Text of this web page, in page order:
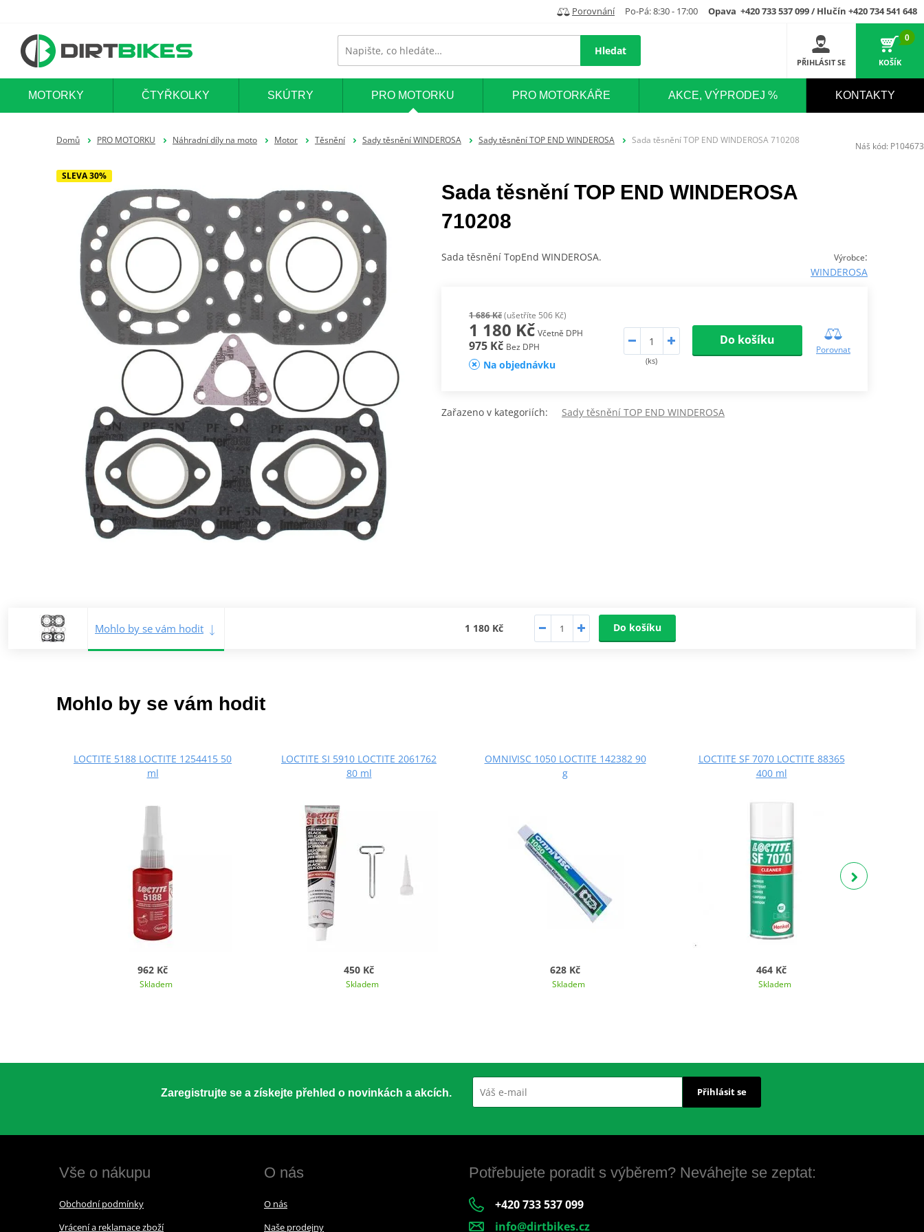
Porovnání Po-Pá: 8:30 - 17:00 Opava +420 733 537 099 / Hlučín +420 734 541 648
Hledat
PŘIHLÁSIT SE
0
KOŠÍK
MOTORKY ČTYŘKOLKY SKÚTRY PRO MOTORKU PRO MOTORKÁŘE AKCE, VÝPRODEJ % KONTAKTY
Domů PRO MOTORKU Náhradní díly na moto Motor Těsnění Sady těsnění WINDEROSA Sady těsnění TOP END WINDEROSA Sada těsnění TOP END WINDEROSA 710208
SLEVA 30%
Sada těsnění TOP END WINDEROSA
710208
Výrobce:
WINDEROSA
Sada těsnění TopEnd WINDEROSA.
1 686 Kč(ušetříte 506 Kč)
1 180 Kč Včetně DPH
975 Kč Bez DPH
Na objednávku (ks)
Do košíku
Porovnat
Zařazeno v kategoriích: Sady těsnění TOP END WINDEROSA
Mohlo by se vám hodit 1 180 Kč Do košíku
Náš kód: P104673
Mohlo by se vám hodit
LOCTITE 5188 LOCTITE 1254415 50
ml
962 Kč
Skladem
LOCTITE SI 5910 LOCTITE 2061762
80 ml
450 Kč
Skladem
OMNIVISC 1050 LOCTITE 142382 90
g
628 Kč
Skladem
LOCTITE SF 7070 LOCTITE 88365
400 ml
464 Kč
Skladem
Zaregistrujte se a získejte přehled o novinkách a akcích. Přihlásit se
Vše o nákupu
Obchodní podmínky
Vrácení a reklamace zboží
O nás
O nás
Naše prodejny
Potřebujete poradit s výběrem? Neváhejte se zeptat:
+420 733 537 099
info@dirtbikes.cz